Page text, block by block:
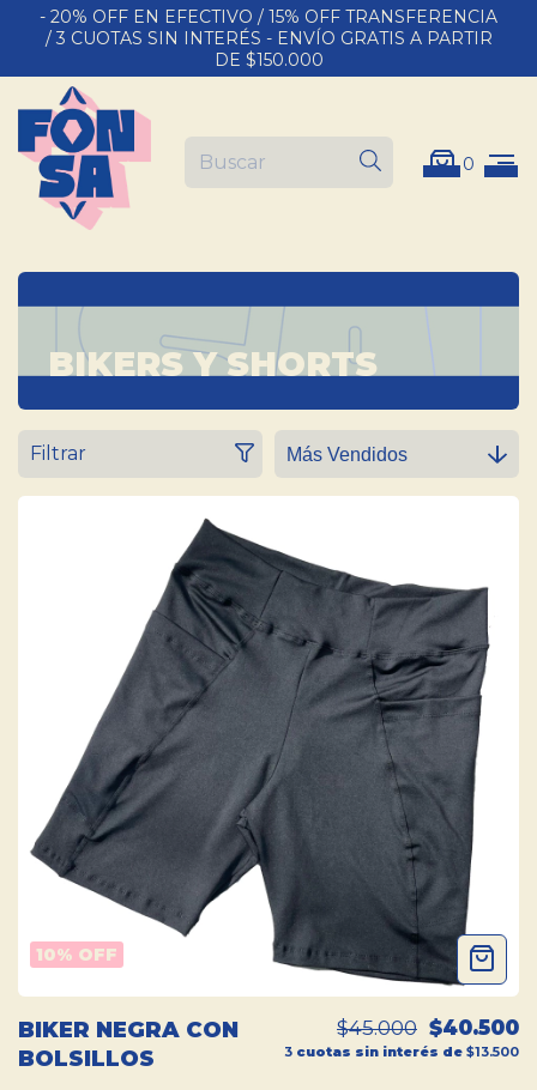
- 20% OFF EN EFECTIVO / 15% OFF TRANSFERENCIA
/ 3 CUOTAS SIN INTERÉS - ENVÍO GRATIS A PARTIR
DE $150.000
0
BIKERS Y SHORTS
Filtrar
10% OFF
BIKER NEGRA CON
BOLSILLOS
$45.000 $40.500
3 cuotas sin interés de $13.500